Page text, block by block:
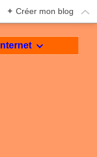
+ Créer mon blog
Internet